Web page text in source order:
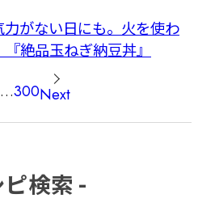
がない日にも。火を使わ
絶品玉ねぎ納豆丼』
…300Next
検索 -